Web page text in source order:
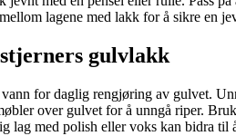
lagene med lakk for å sikre en
gulvlakk
for daglig rengjøring av gulvet.
over gulvet for å unngå riper.
lag med polish eller voks kan bidra til